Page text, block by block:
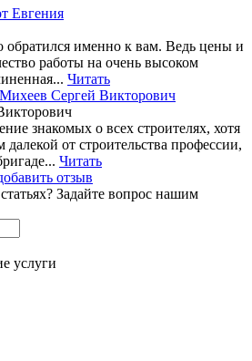
обратился именно к вам. Ведь цены и
работы на очень высоком
Читать
знакомых о всех строителях, хотя
от строительства профессии,
Читать
отзыв
Задайте вопрос нашим
услуги